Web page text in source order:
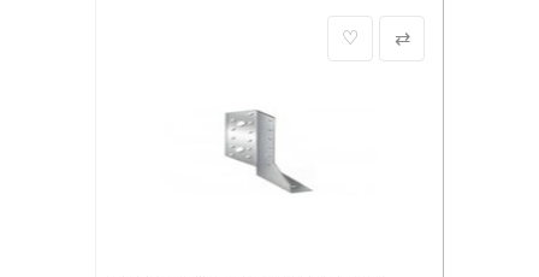
♡ ⇄